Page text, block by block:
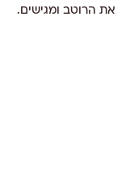
את הרוטב ומגישים.